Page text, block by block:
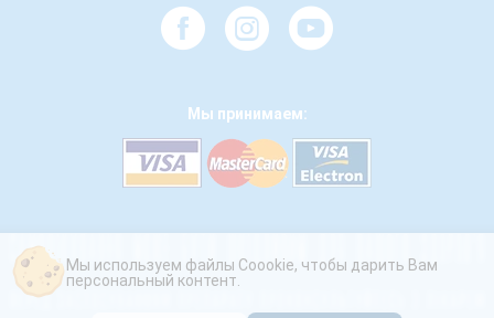
Мы принимаем:
Мы используем файлы Coookie, чтобы дарить Вам
персональный контент.